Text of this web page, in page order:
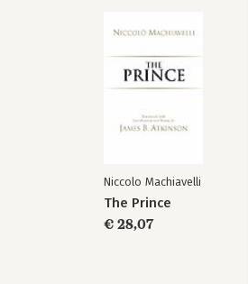
Niccolo Machiavelli
The Prince
€ 28,07